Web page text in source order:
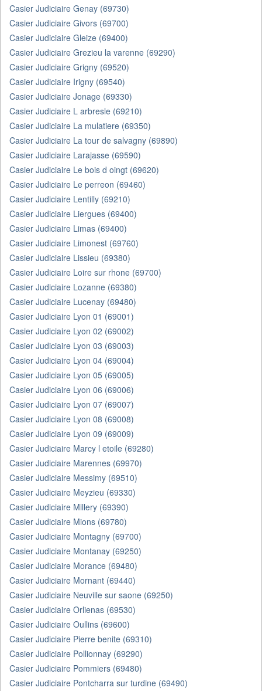
Casier Judiciaire Genay (69730)
Casier Judiciaire Givors (69700)
Casier Judiciaire Gleize (69400)
Casier Judiciaire Grezieu la varenne (69290)
Casier Judiciaire Grigny (69520)
Casier Judiciaire Irigny (69540)
Casier Judiciaire Jonage (69330)
Casier Judiciaire L arbresle (69210)
Casier Judiciaire La mulatiere (69350)
Casier Judiciaire La tour de salvagny (69890)
Casier Judiciaire Larajasse (69590)
Casier Judiciaire Le bois d oingt (69620)
Casier Judiciaire Le perreon (69460)
Casier Judiciaire Lentilly (69210)
Casier Judiciaire Liergues (69400)
Casier Judiciaire Limas (69400)
Casier Judiciaire Limonest (69760)
Casier Judiciaire Lissieu (69380)
Casier Judiciaire Loire sur rhone (69700)
Casier Judiciaire Lozanne (69380)
Casier Judiciaire Lucenay (69480)
Casier Judiciaire Lyon 01 (69001)
Casier Judiciaire Lyon 02 (69002)
Casier Judiciaire Lyon 03 (69003)
Casier Judiciaire Lyon 04 (69004)
Casier Judiciaire Lyon 05 (69005)
Casier Judiciaire Lyon 06 (69006)
Casier Judiciaire Lyon 07 (69007)
Casier Judiciaire Lyon 08 (69008)
Casier Judiciaire Lyon 09 (69009)
Casier Judiciaire Marcy l etoile (69280)
Casier Judiciaire Marennes (69970)
Casier Judiciaire Messimy (69510)
Casier Judiciaire Meyzieu (69330)
Casier Judiciaire Millery (69390)
Casier Judiciaire Mions (69780)
Casier Judiciaire Montagny (69700)
Casier Judiciaire Montanay (69250)
Casier Judiciaire Morance (69480)
Casier Judiciaire Mornant (69440)
Casier Judiciaire Neuville sur saone (69250)
Casier Judiciaire Orlienas (69530)
Casier Judiciaire Oullins (69600)
Casier Judiciaire Pierre benite (69310)
Casier Judiciaire Pollionnay (69290)
Casier Judiciaire Pommiers (69480)
Casier Judiciaire Pontcharra sur turdine (69490)